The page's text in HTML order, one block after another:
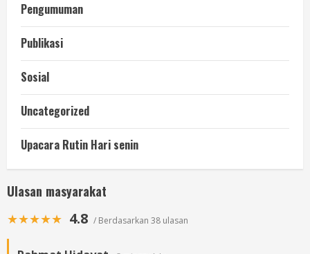
Pengumuman
Publikasi
Sosial
Uncategorized
Upacara Rutin Hari senin
Ulasan masyarakat
★★★★★ 4.8 / Berdasarkan 38 ulasan